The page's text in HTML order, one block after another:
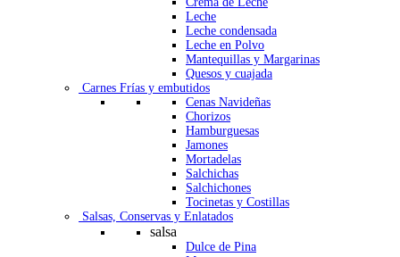
Leche
Leche condensada
Leche en Polvo
Mantequillas y Margarinas
Quesos y cuajada
Carnes Frías y embutidos
Cenas Navideñas
Chorizos
Hamburguesas
Jamones
Mortadelas
Salchichas
Salchichones
Tocinetas y Costillas
Salsas, Conservas y Enlatados
salsa
Dulce de Pina